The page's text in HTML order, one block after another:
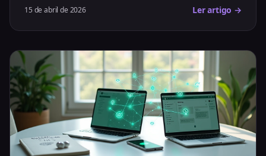
15 de abril de 2026 Ler artigo →